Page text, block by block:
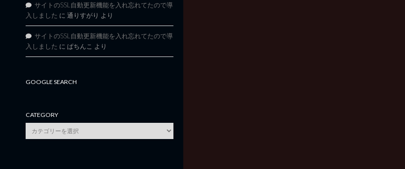
サイトのSSL自動更新機能を入れ忘れてたので導
入しました に 通りすがり より
サイトのSSL自動更新機能を入れ忘れてたので導
入しました に ぱちんこ より
GOOGLE SEARCH
CATEGORY
category